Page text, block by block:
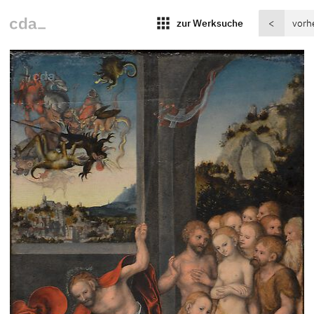
apps zur Werksuche <